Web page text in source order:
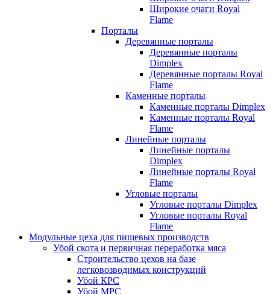
Широкие очаги Royal
Flame
Порталы
Деревянные порталы
Деревянные порталы
Dimplex
Деревянные порталы Royal
Flame
Каменные порталы
Каменные порталы Dimplex
Каменные порталы Royal
Flame
Линейные порталы
Линейные порталы
Dimplex
Линейные порталы Royal
Flame
Угловые порталы
Угловые порталы Dimplex
Угловые порталы Royal
Flame
Модульные цеха для пищевых производств
Убой скота и первичная переработка мяса
Строительство цехов на базе
легковозводимых конструкций
Убой КРС
Убой МРС